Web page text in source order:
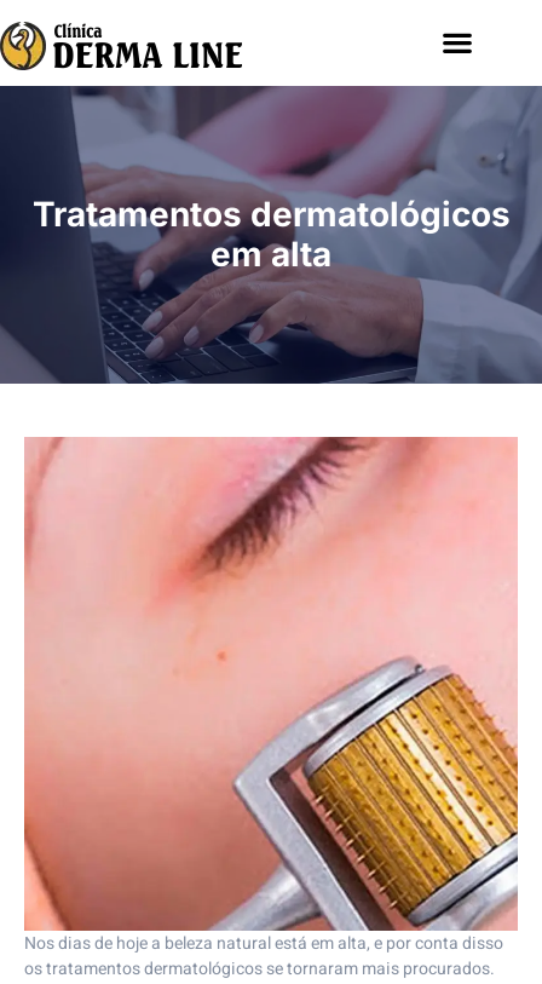
Tratamentos dermatológicos
em alta
Nos dias de hoje a beleza natural está em alta, e por conta disso
os tratamentos dermatológicos se tornaram mais procurados.